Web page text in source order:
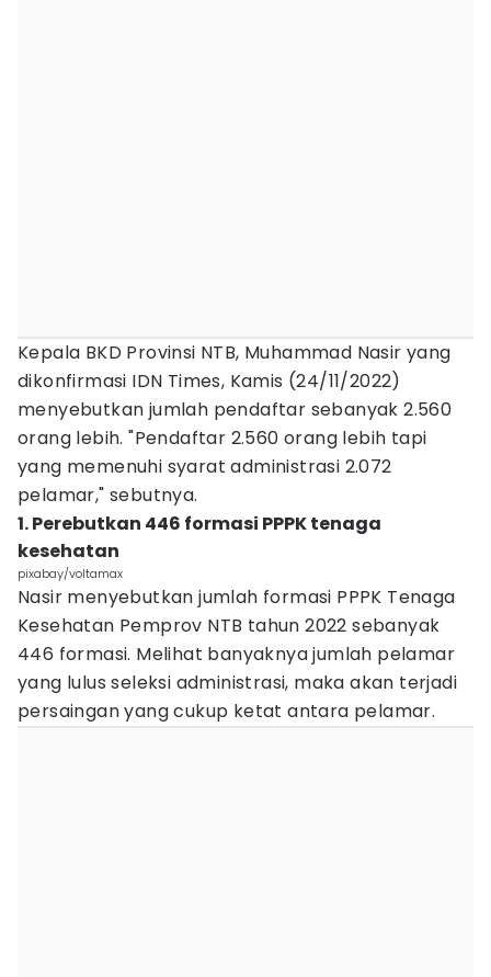
Kepala BKD Provinsi NTB, Muhammad Nasir yang
dikonfirmasi IDN Times, Kamis (24/11/2022)
menyebutkan jumlah pendaftar sebanyak 2.560
orang lebih. "Pendaftar 2.560 orang lebih tapi
yang memenuhi syarat administrasi 2.072
pelamar," sebutnya.
1. Perebutkan 446 formasi PPPK tenaga
kesehatan
pixabay/voltamax
Nasir menyebutkan jumlah formasi PPPK Tenaga
Kesehatan Pemprov NTB tahun 2022 sebanyak
446 formasi. Melihat banyaknya jumlah pelamar
yang lulus seleksi administrasi, maka akan terjadi
persaingan yang cukup ketat antara pelamar.